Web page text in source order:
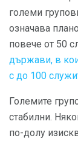
големи
означава
повече от 50
държави, в
с до 100
Големите
стабилни.
по-долу